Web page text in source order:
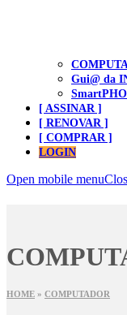
Gui@ da
[ ASSINAR ]
[ RENOVAR ]
[ COMPRAR ]
LOGIN
Open mobile menu
HOME » COMPUTADOR